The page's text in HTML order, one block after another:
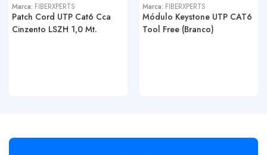
Marca: FIBERXPERTS
Patch Cord UTP Cat6 Cca
Cinzento LSZH 1,0 Mt.
Marca: FIBERXPERTS
Módulo Keystone UTP CAT6
Tool Free (Branco)